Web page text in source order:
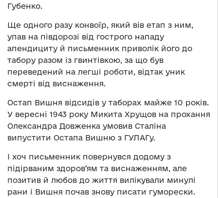
Губенко.
Ще одного разу конвоїр, який вів етап з ним,
упав на півдорозі від гострого нападу
апендициту й письменник приволік його до
табору разом із гвинтівкою, за що був
переведений на легші роботи, відтак уник
смерті від виснаження.
Остап Вишня відсидів у таборах майже 10 років.
У вересні 1943 року Микита Хрущов на прохання
Олександра Довженка умовив Сталіна
випустити Остапа Вишню з ГУЛАГу.
І хоч письменник повернувся додому з
підірваним здоров‘ям та виснаженням, але
позитив й любов до життя вилікували минулі
рани і Вишня почав знову писати гуморески.